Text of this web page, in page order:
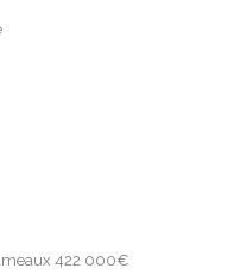
422 000€